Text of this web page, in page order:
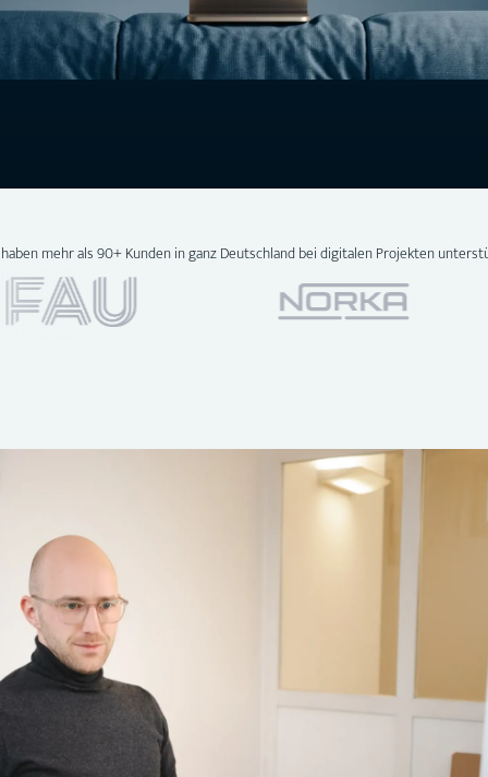
mehr als 90+ Kunden in ganz Deutschland bei digitalen Projekten